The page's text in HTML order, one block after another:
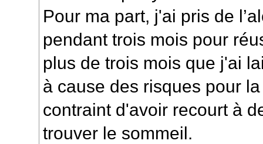
Pour ma part, j'ai pris de
pendant trois mois pour
plus de trois mois que j'ai
à cause des risques pour
contraint d'avoir recourt à
trouver le sommeil.